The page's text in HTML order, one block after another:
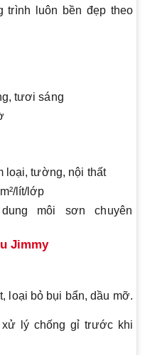
trình luôn bền đẹp theo
tươi sáng
loại, tường, nội thất
lít/lớp
môi sơn chuyên
Jimmy
loại bỏ bụi bẩn, dầu mỡ.
lý chống gỉ trước khi